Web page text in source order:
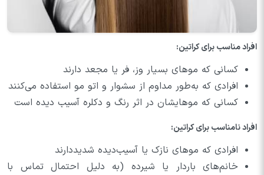
افراد مناسب برای کراتین:
کسانی که موهای بسیار وز، فر یا مجعد دارند
افرادی که به‌طور مداوم از سشوار و اتو مو استفاده می‌کنند
کسانی که موهایشان در اثر رنگ و دکلره آسیب دیده است
افراد نامناسب برای کراتین:
افرادی که موهای نازک یا آسیب‌دیده شدیددارند
خانم‌های باردار یا شیرده (به دلیل احتمال تماس با